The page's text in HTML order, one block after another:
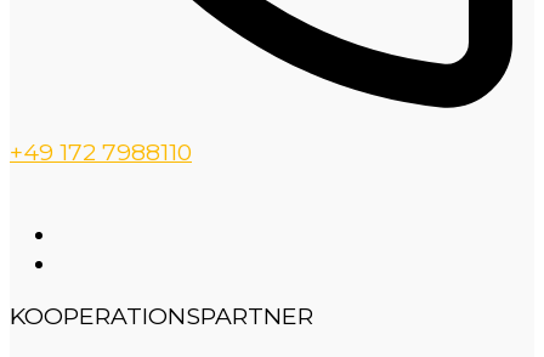
+49 172 7988110
KOOPERATIONSPARTNER